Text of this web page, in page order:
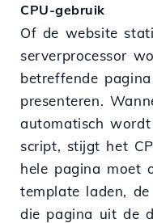
CPU-gebruik
Of de website
serverprocessor
betreffende
presenteren.
automatisch
script, stijgt het
hele pagina moet
template laden,
die pagina uit de